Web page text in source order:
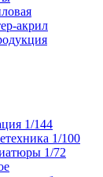
акрил
1/144
1/100
1/72